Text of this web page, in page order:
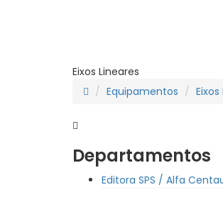
Eixos Lineares
Equipamentos
Departamentos
Editora SPS / Alfa